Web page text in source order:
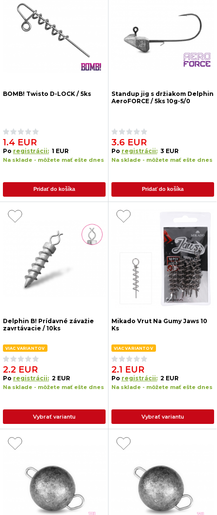
BOMB! Twisto D-LOCK / 5ks
1.4 EUR
Po registrácii: 1 EUR
Na sklade - môžete mať ešte dnes
Pridať do košíka
Standup jig s držiakom Delphin
AeroFORCE / 5ks 10g-5/0
3.6 EUR
Po registrácii: 3 EUR
Na sklade - môžete mať ešte dnes
Pridať do košíka
Delphin B! Prídavné závažie
zavrtávacie / 10ks
VIAC VARIANTOV
2.2 EUR
Po registrácii: 2 EUR
Na sklade - môžete mať ešte dnes
Vybrať variantu
Mikado Vrut Na Gumy Jaws 10
Ks
VIAC VARIANTOV
2.1 EUR
Po registrácii: 2 EUR
Na sklade - môžete mať ešte dnes
Vybrať variantu